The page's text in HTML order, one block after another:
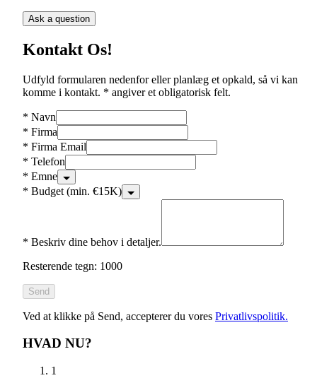
Ask a question
Kontakt Os!
Udfyld formularen nedenfor eller planlæg et opkald, så vi kan
komme i kontakt. * angiver et obligatorisk felt.
* Navn
* Firma
* Firma Email
* Telefon
* Emne
* Budget (min. €15K)
* Beskriv dine behov i detaljer.
Resterende tegn: 1000
Send
Ved at klikke på Send, accepterer du vores Privatlivspolitik.
HVAD NU?
1